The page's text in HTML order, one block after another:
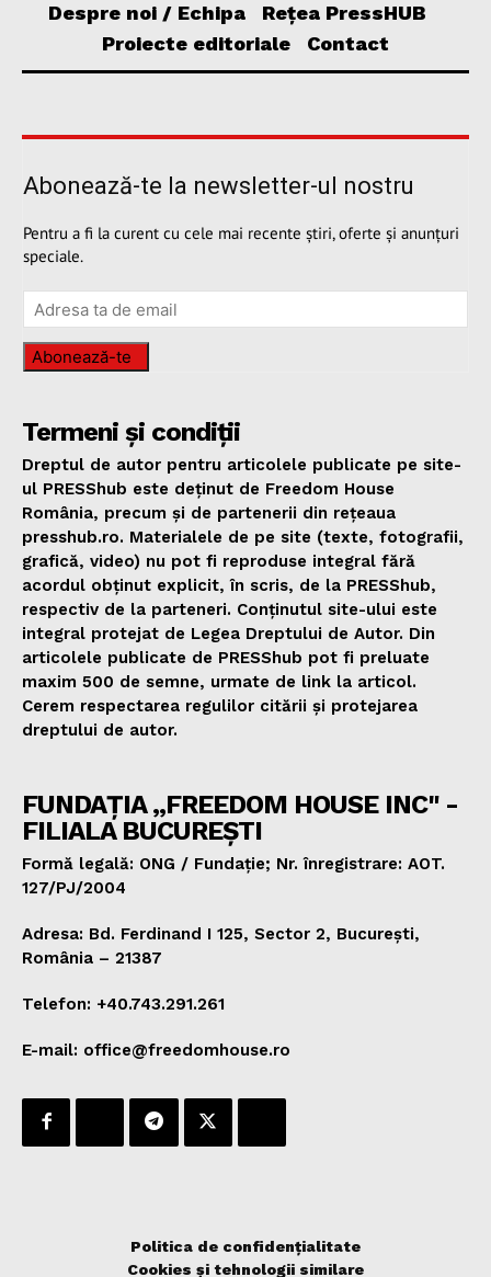
Despre noi / Echipa
Rețea PressHUB
Proiecte editoriale
Contact
Abonează-te la newsletter-ul nostru
Pentru a fi la curent cu cele mai recente știri, oferte și anunțuri
speciale.
Abonează-te
Termeni și condiții
Dreptul de autor pentru articolele publicate pe site-
ul PRESShub este deținut de Freedom House
România, precum și de partenerii din rețeaua
presshub.ro. Materialele de pe site (texte, fotografii,
grafică, video) nu pot fi reproduse integral fără
acordul obținut explicit, în scris, de la PRESShub,
respectiv de la parteneri. Conținutul site-ului este
integral protejat de Legea Dreptului de Autor. Din
articolele publicate de PRESShub pot fi preluate
maxim 500 de semne, urmate de link la articol.
Cerem respectarea regulilor citării și protejarea
dreptului de autor.
FUNDAȚIA „FREEDOM HOUSE INC" -
FILIALA BUCUREȘTI
Formă legală: ONG / Fundație; Nr. înregistrare: AOT.
127/PJ/2004
Adresa: Bd. Ferdinand I 125, Sector 2, București,
România – 21387
Telefon: +40.743.291.261
E-mail: office@freedomhouse.ro
Politica de confidențialitate
Cookies și tehnologii similare